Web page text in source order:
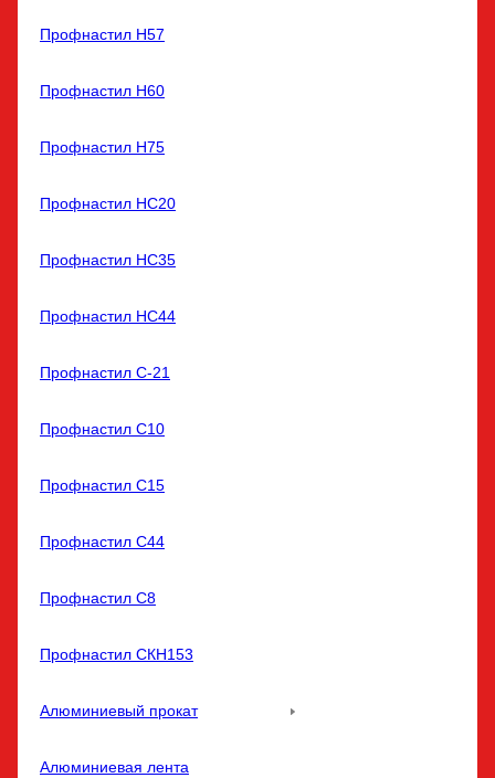
Профнастил Н57
Профнастил Н60
Профнастил Н75
Профнастил НС20
Профнастил НС35
Профнастил НС44
Профнастил С-21
Профнастил С10
Профнастил С15
Профнастил С44
Профнастил С8
Профнастил СКН153
Алюминиевый прокат
Алюминиевая лента